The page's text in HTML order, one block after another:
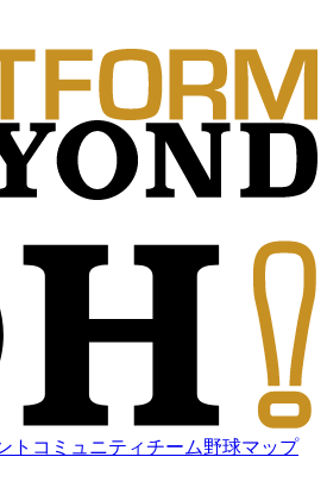
ト コミュニティチーム野球マップ